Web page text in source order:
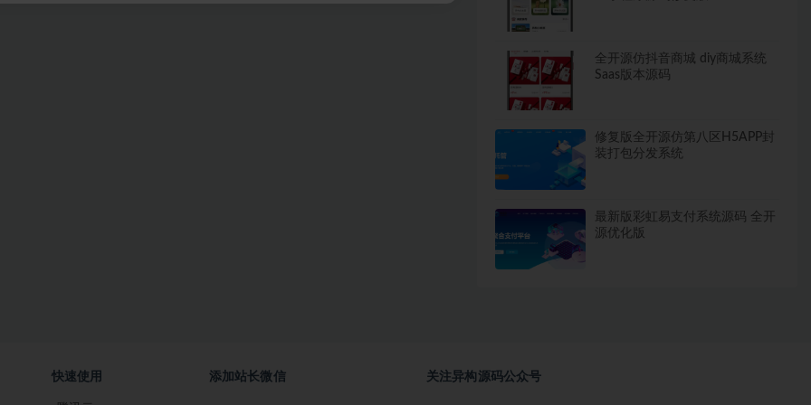
全开源仿抖音商城 diy商城系统
Saas版本源码
修复版全开源仿第八区H5APP封
装打包分发系统
最新版彩虹易支付系统源码 全开
源优化版
快速使用 添加站长微信 关注异构源码公众号